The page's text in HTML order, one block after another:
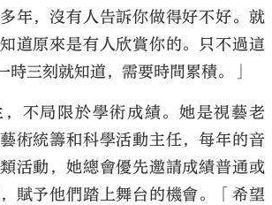
年，沒有人告訴你做得好不好。就
道原來是有人欣賞你的。只不過這
時三刻就知道，需要時間累積。」
不局限於學術成績。她是視藝老
術統籌和科學活動主任，每年的音
活動，她總會優先邀請成績普通或
賦予他們踏上舞台的機會。「希望